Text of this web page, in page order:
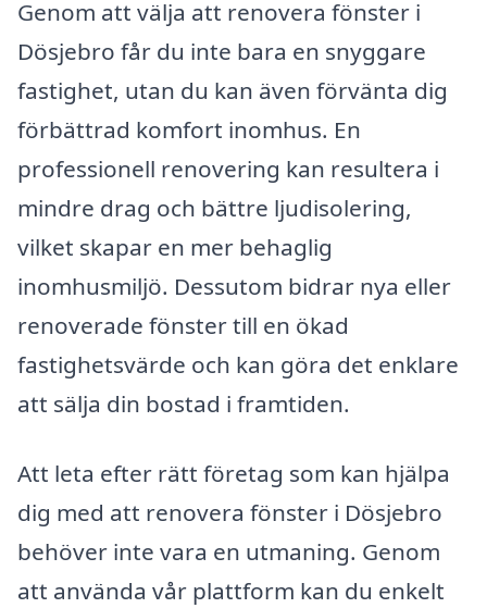
Genom att välja att renovera fönster i
Dösjebro får du inte bara en snyggare
fastighet, utan du kan även förvänta dig
förbättrad komfort inomhus. En
professionell renovering kan resultera i
mindre drag och bättre ljudisolering,
vilket skapar en mer behaglig
inomhusmiljö. Dessutom bidrar nya eller
renoverade fönster till en ökad
fastighetsvärde och kan göra det enklare
att sälja din bostad i framtiden.
Att leta efter rätt företag som kan hjälpa
dig med att renovera fönster i Dösjebro
behöver inte vara en utmaning. Genom
att använda vår plattform kan du enkelt